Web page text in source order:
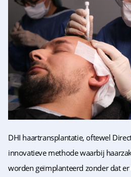
DHI haartransplantatie, oftewel
innovatieve methode waarbij
worden geïmplanteerd zonder dat er